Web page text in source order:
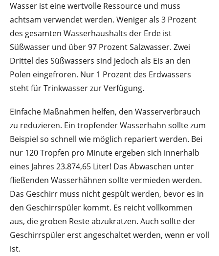
Wasser ist eine wertvolle Ressource und muss
achtsam verwendet werden. Weniger als 3 Prozent
des gesamten Wasserhaushalts der Erde ist
Süßwasser und über 97 Prozent Salzwasser. Zwei
Drittel des Süßwassers sind jedoch als Eis an den
Polen eingefroren. Nur 1 Prozent des Erdwassers
steht für Trinkwasser zur Verfügung.
Einfache Maßnahmen helfen, den Wasserverbrauch
zu reduzieren. Ein tropfender Wasserhahn sollte zum
Beispiel so schnell wie möglich repariert werden. Bei
nur 120 Tropfen pro Minute ergeben sich innerhalb
eines Jahres 23.874,65 Liter! Das Abwaschen unter
fließenden Wasserhähnen sollte vermieden werden.
Das Geschirr muss nicht gespült werden, bevor es in
den Geschirrspüler kommt. Es reicht vollkommen
aus, die groben Reste abzukratzen. Auch sollte der
Geschirrspüler erst angeschaltet werden, wenn er voll
ist.